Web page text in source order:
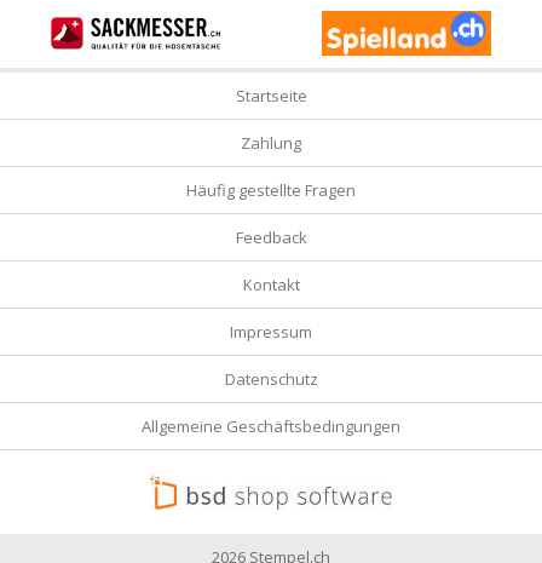
Startseite
Zahlung
Häufig gestellte Fragen
Feedback
Kontakt
Impressum
Datenschutz
Allgemeine Geschäftsbedingungen
2026 Stempel.ch